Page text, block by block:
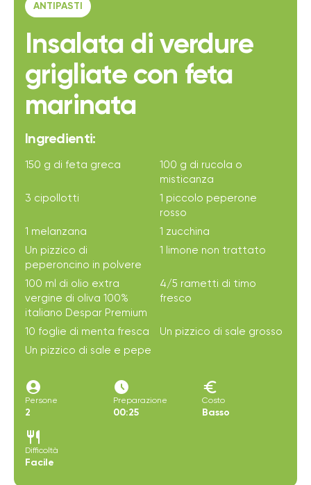
ANTIPASTI
Insalata di verdure
grigliate con feta
marinata
Ingredienti:
150 g di feta greca
100 g di rucola o
misticanza
3 cipollotti
1 piccolo peperone
rosso
1 melanzana
1 zucchina
Un pizzico di
peperoncino in polvere
1 limone non trattato
100 ml di olio extra
vergine di oliva 100%
italiano Despar Premium
4/5 rametti di timo
fresco
10 foglie di menta fresca
Un pizzico di sale grosso
Un pizzico di sale e pepe
account_circle
Persone
2
access_time_filled
Preparazione
00:25
euro
Costo
Basso
restaurant
Difficoltà
Facile